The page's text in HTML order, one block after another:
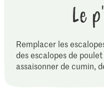
Le
Remplacer les
des escalopes de
assaisonner de cumin,